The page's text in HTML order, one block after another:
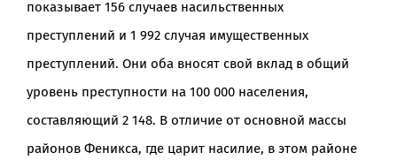
показывает 156 случаев насильственных
преступлений и 1 992 случая имущественных
преступлений. Они оба вносят свой вклад в общий
уровень преступности на 100 000 населения,
составляющий 2 148. В отличие от основной массы
районов Феникса, где царит насилие, в этом районе